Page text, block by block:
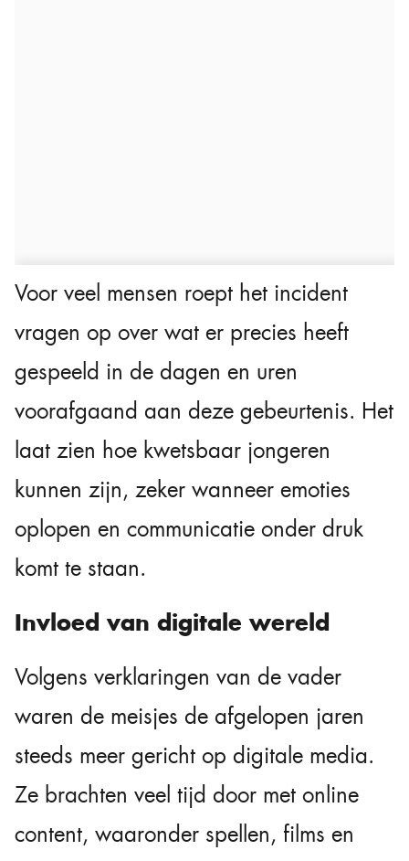
Voor veel mensen roept het incident
vragen op over wat er precies heeft
gespeeld in de dagen en uren
voorafgaand aan deze gebeurtenis. Het
laat zien hoe kwetsbaar jongeren
kunnen zijn, zeker wanneer emoties
oplopen en communicatie onder druk
komt te staan.
Invloed van digitale wereld
Volgens verklaringen van de vader
waren de meisjes de afgelopen jaren
steeds meer gericht op digitale media.
Ze brachten veel tijd door met online
content, waaronder spellen, films en